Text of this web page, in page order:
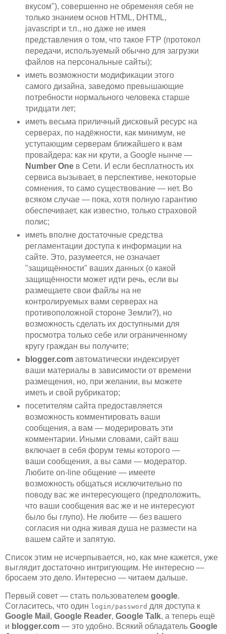
вкусом"), совершенно не обременяя себя не
только знанием основ HTML, DHTML,
javascript и т.п., но даже не имея
представления о том, что такое FTP (протокол
передачи, используемый обычно для загрузки
файлов на персональные сайты);
иметь возможности модификации этого
самого дизайна, заведомо превышающие
потребности нормального человека старше
тридцати лет;
иметь весьма приличный дисковый ресурс на
серверах, по надёжности, как минимум, не
уступающим серверам ближайшего к вам
провайдера: как ни крути, а Google нынче —
Number Oneв Сети. И если бесплатность их
сервиса вызывает, в перспективе, некоторые
сомнения, то само существование — нет. Во
всяком случае — пока, хотя полную гарантию
обеспечивает, как известно, только страховой
полис;
иметь вполне достаточные средства
регламентации доступа к информации на
сайте. Это, разумеется, не означает
"защищённости" ваших данных (о какой
защищённости может идти речь, если вы
размещаете свои файлы на не
контролируемых вами серверах на
противоположной стороне Земли?), но
возможность сделать их доступными для
просмотра только себе или ограниченному
кругу граждан вы получите;
blogger.comавтоматически индексирует
ваши материалы в зависимости от времени
размещения, но, при желании, вы можете
иметь и свой рубрикатор;
посетителям сайта предоставляется
возможность комментировать ваши
сообщения, а вам — модерировать эти
комментарии. Иными словами, сайт ваш
включает в себя форум темы которого —
ваши сообщения, а вы сами — модератор.
Любите on-line общение — имеете
возможность общаться исключительно по
поводу вас же интересующего (предположить,
что ваши сообщения вас же и не интересуют
было бы глупо). Не любите — без вашего
согласия ни одна живая душа не размести на
вашем сайте и запятую.
Список этим не исчерпывается, но, как мне кажется, уже
выглядит достаточно интригующим. Не интересно —
бросаем это дело. Интересно — читаем дальше.
Первый совет — стать пользователем google.
Согласитесь, что один login/password для доступа к
Google Mail , Google Reader, Google Talk, а теперь ещё
и blogger.com — это удобно. Всякий обладатель Google